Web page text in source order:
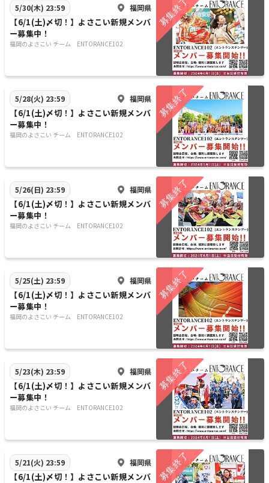
5/30(木) 23:59 福岡県
【6/1(土)〆切！】よさこい新規メンバ
ー募集中！
福岡のよさこい チーム ENTORANCE102
5/28(火) 23:59 福岡県
【6/1(土)〆切！】よさこい新規メンバ
ー募集中！
福岡のよさこい チーム ENTORANCE102
5/26(日) 23:59 福岡県
【6/1(土)〆切！】よさこい新規メンバ
ー募集中！
福岡のよさこい チーム ENTORANCE102
5/25(土) 23:59 福岡県
【6/1(土)〆切！】よさこい新規メンバ
ー募集中！
福岡のよさこい チーム ENTORANCE102
5/23(木) 23:59 福岡県
【6/1(土)〆切！】よさこい新規メンバ
ー募集中！
福岡のよさこい チーム ENTORANCE102
5/21(火) 23:59 福岡県
【6/1(土)〆切！】よさこい新規メンバ